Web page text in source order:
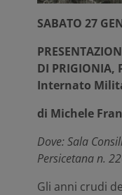
SABATO 27
DI
Internato
di Michele
Dove: Sala
Persicetana n.
Gli anni crudi